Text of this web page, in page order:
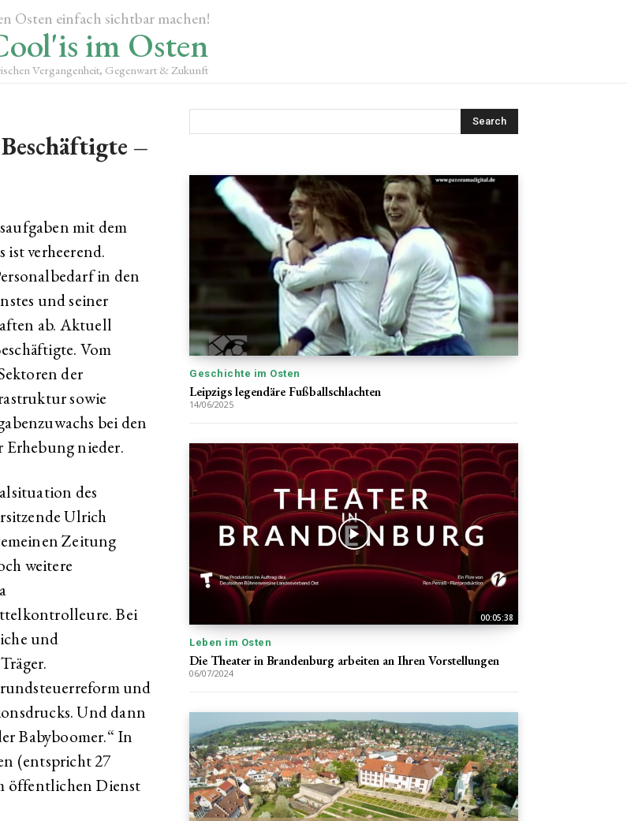
Osten einfach sichtbar machen!
im Osten
Vergangenheit, Gegenwart & Zukunft
–
mit dem
ist verheerend.
in den
und seiner
ab. Aktuell
Vom
der
sowie
bei den
nieder.
des
Ulrich
Zeitung
weitere
Bei
und
und
Und dann
Babyboomer.“ In
(entspricht 27
öffentlichen Dienst
Search
Geschichte im Osten
Leipzigs legendäre Fußballschlachten
14/06/2025
00:05:38
Leben im Osten
Die Theater in Brandenburg arbeiten an Ihren Vorstellungen
06/07/2024